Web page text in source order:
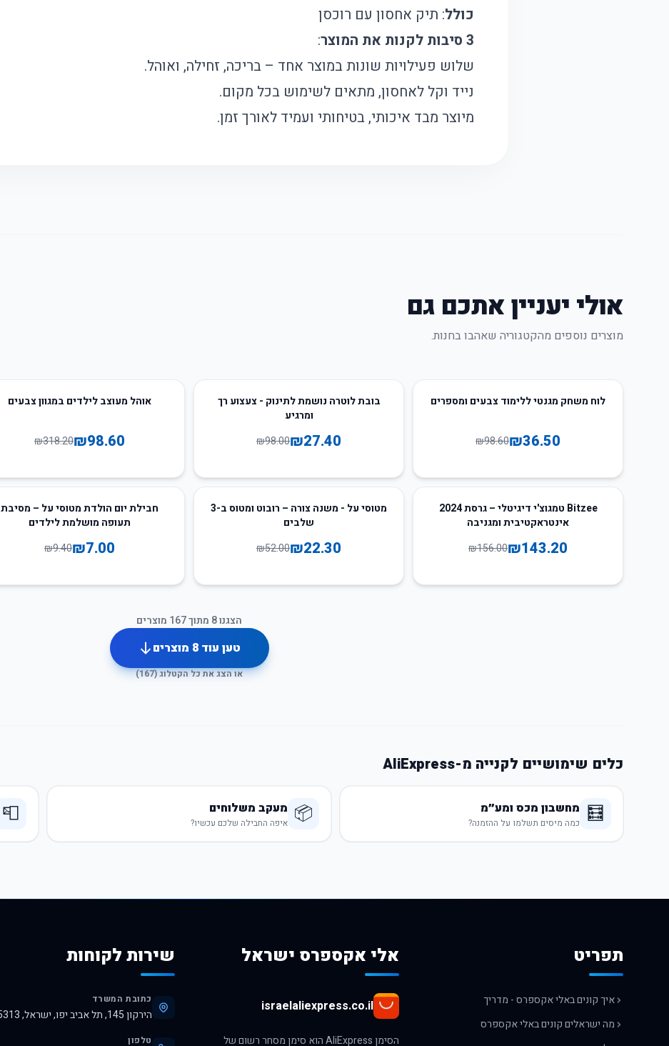
כולל: תיק אחסון עם רוכסן
3 סיבות לקנות את המוצר
:
שלוש פעילויות שונות במוצר אחד – בריכה, זחילה, ואוהל.
נייד וקל לאחסון, מתאים לשימוש בכל מקום.
מיוצר מבד איכותי, בטיחותי ועמיד לאורך זמן.
אולי יעניין אתכם גם
מוצרים נוספים מהקטגוריה שאהבו בחנות.
63%לוח משחק מגנטי ללימוד צבעים ומספרים
₪36.50
₪98.60
72
בובת לוטרה נושמת לתינוק - צעצוע רך
ומרגיע
₪27.40
₪98.00
אוהל מעוצב לילדים במגוון צבעים
₪98.60
₪318.20
Bitzee טמגוצ'י דיגיטלי – גרסת 2024
אינטראקטיבית ומגניבה
₪143.20
₪156.00
57%
מטוסי על - משנה צורה – רובוט ומטוס ב-3
שלבים
₪22.30
₪52.00
26חבילת יום הולדת מטוסי על – מסיבת
תעופה מושלמת לילדים
₪7.00
₪9.40
הצגנו8 מתוך167 מוצרים
טען עוד8 מוצרים
או הצג את כל הקטלוג (167
)
כלים שימושיים לקנייה מ-AliExpress
🧮 מחשבון מכס ומע״מ
כמה מיסים תשלמו על ההזמנה? 📦 מעקב משלוחים
איפה החבילה שלכם עכשיו? 📮
תפריט
איך קונים באלי אקספרס - מדריך
מה ישראלים קונים באלי אקספרס
אלי אקספרס ישראל
israelaliexpress.co.il
הסימן AliExpress הוא סימן מסחר רשום של
שירות לקוחות
כתובת המשרד
הירקון 145, תל אביב יפו, ישראל, 6345313
טלפון